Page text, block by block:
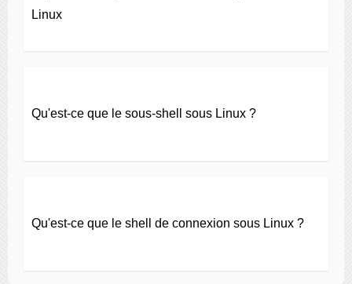
Linux
Qu'est-ce que le sous-shell sous Linux ?
Qu'est-ce que le shell de connexion sous Linux ?